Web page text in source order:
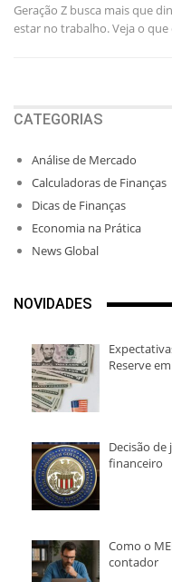
Geração Z busca mais que
estar no trabalho. Veja o que
CATEGORIAS
Análise de Mercado
Calculadoras de Finanças
Dicas de Finanças
Economia na Prática
News Global
NOVIDADES
Reserve
Decisão
financeiro
Como o
contador